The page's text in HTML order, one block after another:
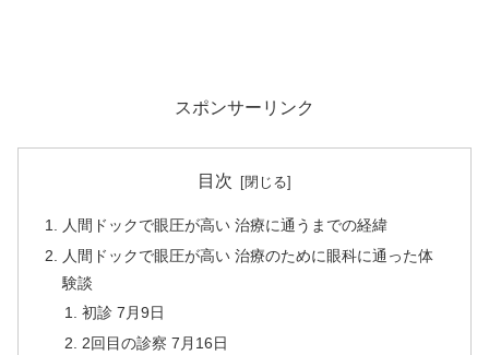
スポンサーリンク
目次
人間ドックで眼圧が高い 治療に通うまでの経緯
人間ドックで眼圧が高い 治療のために眼科に通った体
験談
初診 7月9日
2回目の診察 7月16日